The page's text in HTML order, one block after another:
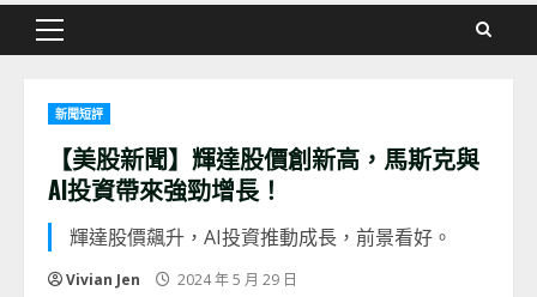
Primary
新聞短評
【美股新聞】輝達股價創新高，馬斯克與
AI投資帶來強勁增長！
輝達股價飆升，AI投資推動成長，前景看好。
Vivian Jen 2024 年 5 月 29 日